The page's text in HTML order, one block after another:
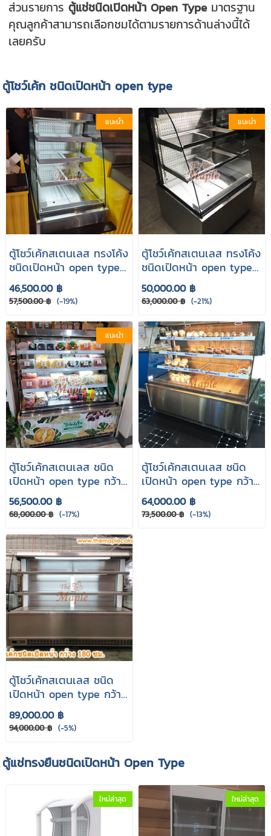
ส่วนรายการตู้แช่ชนิดเปิดหน้า Open Type มาตรฐาน
คุณลูกค้าสามารถเลือกชมได้ตามรายการด้านล่างนี้ได้
เลยครับ
ตู้โชว์เค้ก ชนิดเปิดหน้า open type
แนะนำ
ตู้โชว์เค้กสเตนเลส ทรงโค้ง
ชนิดเปิดหน้า open type
กว้าง 70 cm.
46,500.00 ฿
57,500.00 ฿ (-19%)
แนะนำ
ตู้โชว์เค้กสเตนเลส ทรงโค้ง
ชนิดเปิดหน้า open type
กว้าง 90 cm.
50,000.00 ฿
63,000.00 ฿ (-21%)
แนะนำ
ตู้โชว์เค้กสเตนเลส ชนิด
เปิดหน้า open type กว้าง
120 cm.
56,500.00 ฿
68,000.00 ฿ (-17%)
ตู้โชว์เค้กสเตนเลส ชนิด
เปิดหน้า open type กว้าง
150 cm.
64,000.00 ฿
73,500.00 ฿ (-13%)
ตู้โชว์เค้กสเตนเลส ชนิด
เปิดหน้า open type กว้าง
180 cm.
89,000.00 ฿
94,000.00 ฿ (-5%)
ตู้แช่ทรงยืนชนิดเปิดหน้า Open Type
ใหม่ล่าสุด ใหม่ล่าสุด